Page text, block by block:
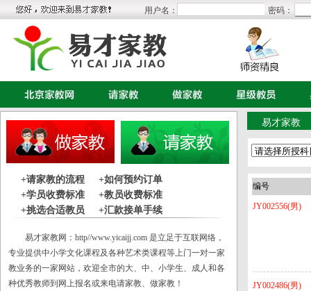
用户名： 密码：
易才家教
+请家教的流程
+如何预约订单
+学员收费标准
+教员收费标准
+挑选合适教员
+汇款接单手续
易才家教网： http//www.yicaijj.com 是立足于互联网络，
专业提供中小学文化课程及各种艺术类课程等上门一对一家
教业务的一家网站，欢迎全市的大、中、小学生、成人和各
种优秀教师到网上报名或来电请家教、做家教！
编号
JY002556(男)
JY002486(男)